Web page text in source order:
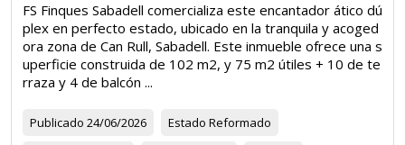
FS Finques Sabadell comercializa este encantador ático dú
plex en perfecto estado, ubicado en la tranquila y acoged
ora zona de Can Rull, Sabadell. Este inmueble ofrece una s
uperficie construida de 102 m2, y 75 m2 útiles + 10 de te
rraza y 4 de balcón ...
Publicado 24/06/2026 Estado Reformado